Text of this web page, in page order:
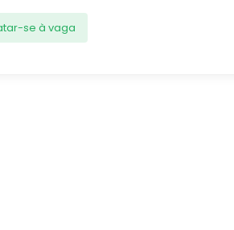
se à vaga